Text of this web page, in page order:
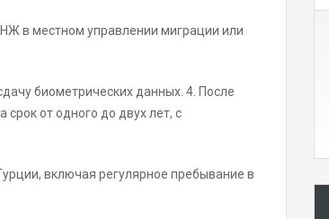
в местном управлении миграции или
биометрических данных. 4. После
от одного до двух лет, с
включая регулярное пребывание в